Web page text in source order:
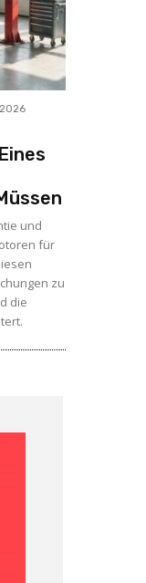
und
für
zu
die